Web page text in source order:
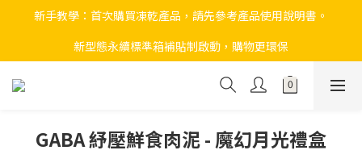
新手教學：首次購買凍乾產品，請先參考產品使用說明書。
新型態永續標準箱補貼制啟動，購物更環保
GABA 紓壓鮮食肉泥 - 魔幻月光禮盒